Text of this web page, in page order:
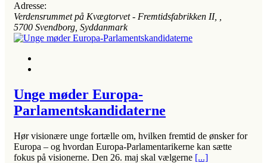
Adresse:
Verdensrummet på Kvægtorvet - Fremtidsfabrikken II, ,
5700 Svendborg, Syddanmark
Unge møder Europa-
Parlamentskandidaterne
Hør visionære unge fortælle om, hvilken fremtid de ønsker for
Europa – og hvordan Europa-Parlamentarikerne kan sætte
fokus på visionerne. Den 26. maj skal vælgerne [...]